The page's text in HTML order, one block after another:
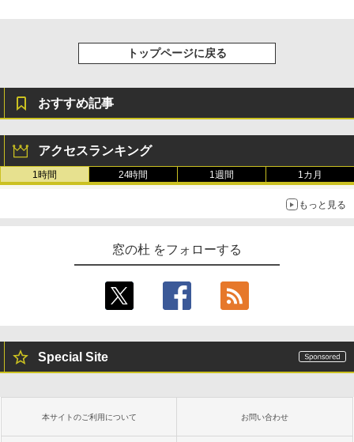
トップページに戻る
おすすめ記事
アクセスランキング
1時間 24時間 1週間 1カ月
もっと見る
窓の杜 をフォローする
Special Site
本サイトのご利用について お問い合わせ